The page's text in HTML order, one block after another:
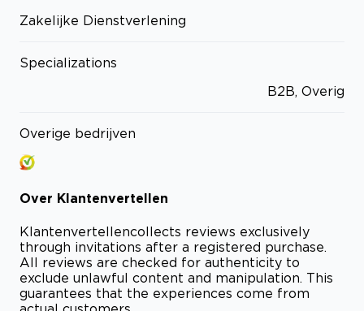
Zakelijke Dienstverlening
Specializations
B2B, Overig
Overige bedrijven
Over Klantenvertellen
Klantenvertellencollects reviews exclusively
through invitations after a registered purchase.
All reviews are checked for authenticity to
exclude unlawful content and manipulation. This
guarantees that the experiences come from